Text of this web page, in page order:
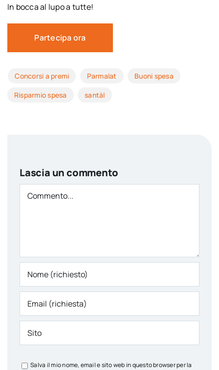
In bocca al lupo a tutte!
Partecipa ora
Concorsi a premi Parmalat Buoni spesa
Risparmio spesa santàl
Lascia un commento
Comment
Salva il mio nome, email e sito web in questo browser per la